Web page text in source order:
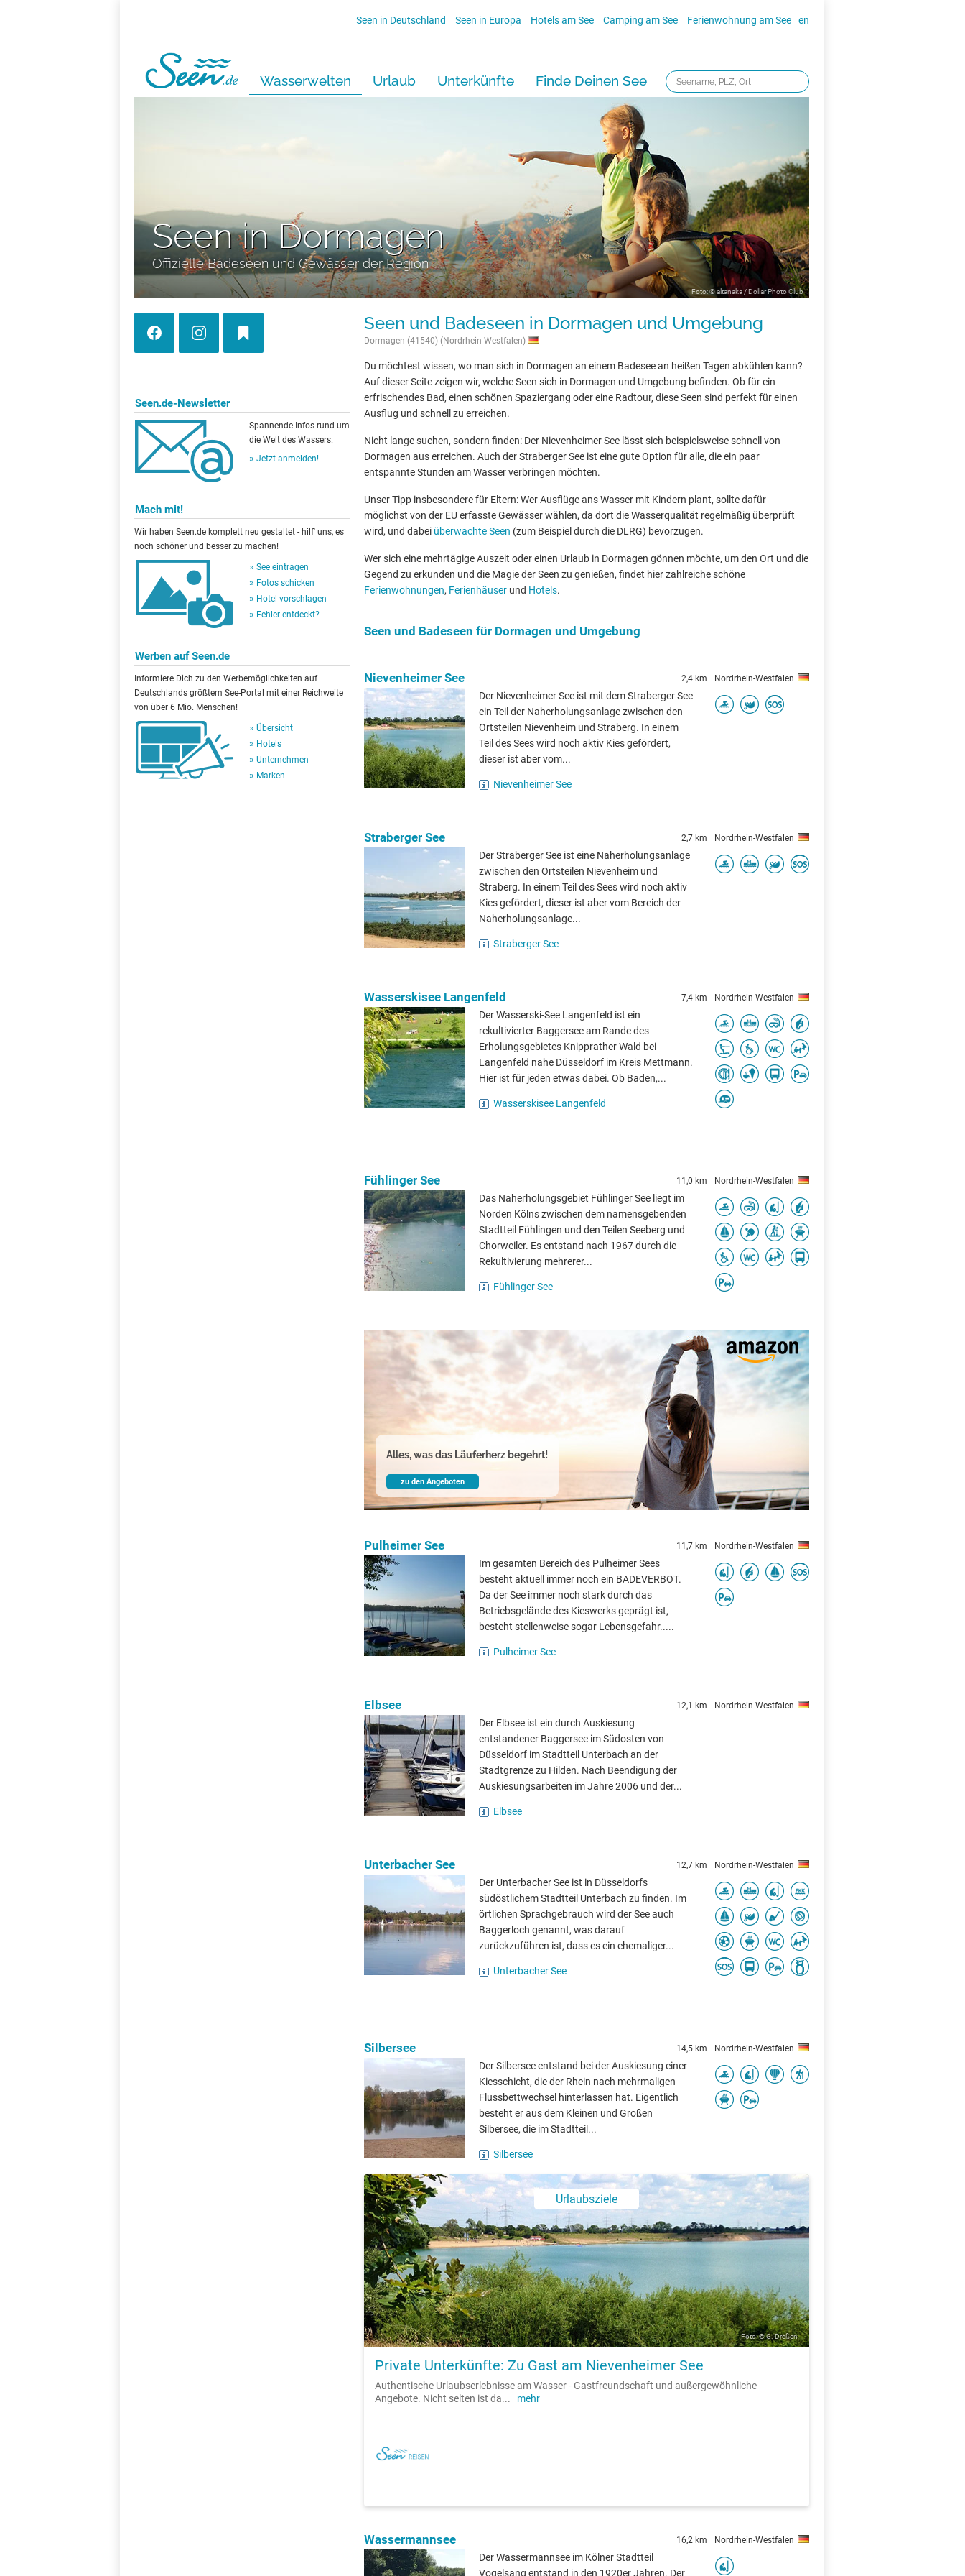
Seen in Deutschland Seen in Europa Hotels am See Camping am See Ferienwohnung am See en
Wasserwelten Urlaub Unterkünfte Finde Deinen See
Seen in Dormagen
Offizielle Badeseen und Gewässer der Region
Foto: © altanaka / Dollar Photo Club
Seen.de-Newsletter
Spannende Infos rund um
die Welt des Wassers.
Jetzt anmelden!
Mach mit!
Wir haben Seen.de komplett neu gestaltet - hilf' uns, es
noch schöner und besser zu machen!
See eintragen
Fotos schicken
Hotel vorschlagen
Fehler entdeckt?
Werben auf Seen.de
Informiere Dich zu den Werbemöglichkeiten auf
Deutschlands größtem See-Portal mit einer Reichweite
von über 6 Mio. Menschen!
Übersicht
Hotels
Unternehmen
Marken
Seen und Badeseen in Dormagen und Umgebung
Dormagen (41540) (Nordrhein-Westfalen)
Du möchtest wissen, wo man sich in Dormagen an einem Badesee an heißen Tagen abkühlen kann?
Auf dieser Seite zeigen wir, welche Seen sich in Dormagen und Umgebung befinden. Ob für ein
erfrischendes Bad, einen schönen Spaziergang oder eine Radtour, diese Seen sind perfekt für einen
Ausflug und schnell zu erreichen.
Nicht lange suchen, sondern finden: Der Nievenheimer See lässt sich beispielsweise schnell von
Dormagen aus erreichen. Auch der Straberger See ist eine gute Option für alle, die ein paar
entspannte Stunden am Wasser verbringen möchten.
Unser Tipp insbesondere für Eltern: Wer Ausflüge ans Wasser mit Kindern plant, sollte dafür
möglichst von der EU erfasste Gewässer wählen, da dort die Wasserqualität regelmäßig überprüft
wird, und dabei überwachte Seen (zum Beispiel durch die DLRG) bevorzugen.
Wer sich eine mehrtägige Auszeit oder einen Urlaub in Dormagen gönnen möchte, um den Ort und die
Gegend zu erkunden und die Magie der Seen zu genießen, findet hier zahlreiche schöne
Ferienwohnungen, Ferienhäuser und Hotels.
Seen und Badeseen für Dormagen und Umgebung
Nievenheimer See 2,4 km Nordrhein-Westfalen
Der Nievenheimer See ist mit dem Straberger See
ein Teil der Naherholungsanlage zwischen den
Ortsteilen Nievenheim und Straberg. In einem
Teil des Sees wird noch aktiv Kies gefördert,
dieser ist aber vom...
Nievenheimer See
Straberger See 2,7 km Nordrhein-Westfalen
Der Straberger See ist eine Naherholungsanlage
zwischen den Ortsteilen Nievenheim und
Straberg. In einem Teil des Sees wird noch aktiv
Kies gefördert, dieser ist aber vom Bereich der
Naherholungsanlage...
Straberger See
Wasserskisee Langenfeld 7,4 km Nordrhein-Westfalen
Der Wasserski-See Langenfeld ist ein
rekultivierter Baggersee am Rande des
Erholungsgebietes Knipprather Wald bei
Langenfeld nahe Düsseldorf im Kreis Mettmann.
Hier ist für jeden etwas dabei. Ob Baden,...
Wasserskisee Langenfeld
Fühlinger See 11,0 km Nordrhein-Westfalen
Das Naherholungsgebiet Fühlinger See liegt im
Norden Kölns zwischen dem namensgebenden
Stadtteil Fühlingen und den Teilen Seeberg und
Chorweiler. Es entstand nach 1967 durch die
Rekultivierung mehrerer...
Fühlinger See
Alles, was das Läuferherz begehrt!
zu den Angeboten
Pulheimer See 11,7 km Nordrhein-Westfalen
Im gesamten Bereich des Pulheimer Sees
besteht aktuell immer noch ein BADEVERBOT.
Da der See immer noch stark durch das
Betriebsgelände des Kieswerks geprägt ist,
besteht stellenweise sogar Lebensgefahr.....
Pulheimer See
Elbsee 12,1 km Nordrhein-Westfalen
Der Elbsee ist ein durch Auskiesung
entstandener Baggersee im Südosten von
Düsseldorf im Stadtteil Unterbach an der
Stadtgrenze zu Hilden. Nach Beendigung der
Auskiesungsarbeiten im Jahre 2006 und der...
Elbsee
Unterbacher See 12,7 km Nordrhein-Westfalen
Der Unterbacher See ist in Düsseldorfs
südöstlichem Stadtteil Unterbach zu finden. Im
örtlichen Sprachgebrauch wird der See auch
Baggerloch genannt, was darauf
zurückzuführen ist, dass es ein ehemaliger...
Unterbacher See
Silbersee 14,5 km Nordrhein-Westfalen
Der Silbersee entstand bei der Auskiesung einer
Kiesschicht, die der Rhein nach mehrmaligen
Flussbettwechsel hinterlassen hat. Eigentlich
besteht er aus dem Kleinen und Großen
Silbersee, die im Stadtteil...
Silbersee
Urlaubsziele
Foto: © G. Dreßen
Private Unterkünfte: Zu Gast am Nievenheimer See
Authentische Urlaubserlebnisse am Wasser - Gastfreundschaft und außergewöhnliche
Angebote. Nicht selten ist da... mehr
Wassermannsee 16,2 km Nordrhein-Westfalen
Der Wassermannsee im Kölner Stadtteil
Vogelsang entstand in den 1920er Jahren. Der